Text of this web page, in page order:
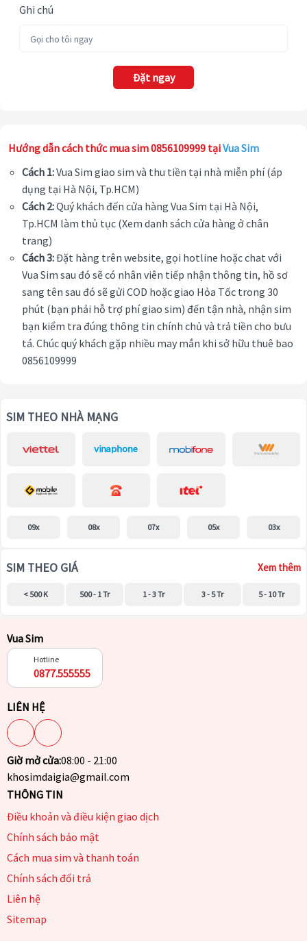
Ghi chú
Đặt ngay
Hướng dẫn cách thức mua sim 0856109999 tạiVua Sim
Cách 1:Vua Sim giao sim và thu tiền tại nhà miễn phí (áp
dụng tại Hà Nội, Tp.HCM)
Cách 2:Quý khách đến cửa hàng Vua Sim tại Hà Nội,
Tp.HCM làm thủ tục (Xem danh sách cửa hàng ở chân
trang)
Cách 3:Đặt hàng trên website, gọi hotline hoặc chat với
Vua Sim sau đó sẽ có nhân viên tiếp nhận thông tin, hồ sơ
sang tên sau đó sẽ gửi COD hoặc giao Hỏa Tốc trong 30
phút (bạn phải hỗ trợ phí giao sim) đến tận nhà, nhận sim
bạn kiểm tra đúng thông tin chính chủ và trả tiền cho bưu
tá. Chúc quý khách gặp nhiều may mắn khi sở hữu thuê bao
0856109999
SIM THEO NHÀ MẠNG
09x 08x 07x 05x 03x
SIM THEO GIÁ Xem thêm
< 500 K 500 - 1 Tr 1 - 3 Tr 3 - 5 Tr 5 - 10 Tr
Vua Sim
Hotline
0877.555555
LIÊN HỆ
Giờ mở cửa:08:00 - 21:00
khosimdaigia@gmail.com
THÔNG TIN
Điều khoản và điều kiện giao dịch
Chính sách bảo mật
Cách mua sim và thanh toán
Chính sách đổi trả
Liên hệ
Sitemap